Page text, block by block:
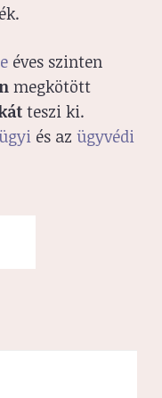
éves szinten
megkötött
teszi ki.
és az ügyvédi